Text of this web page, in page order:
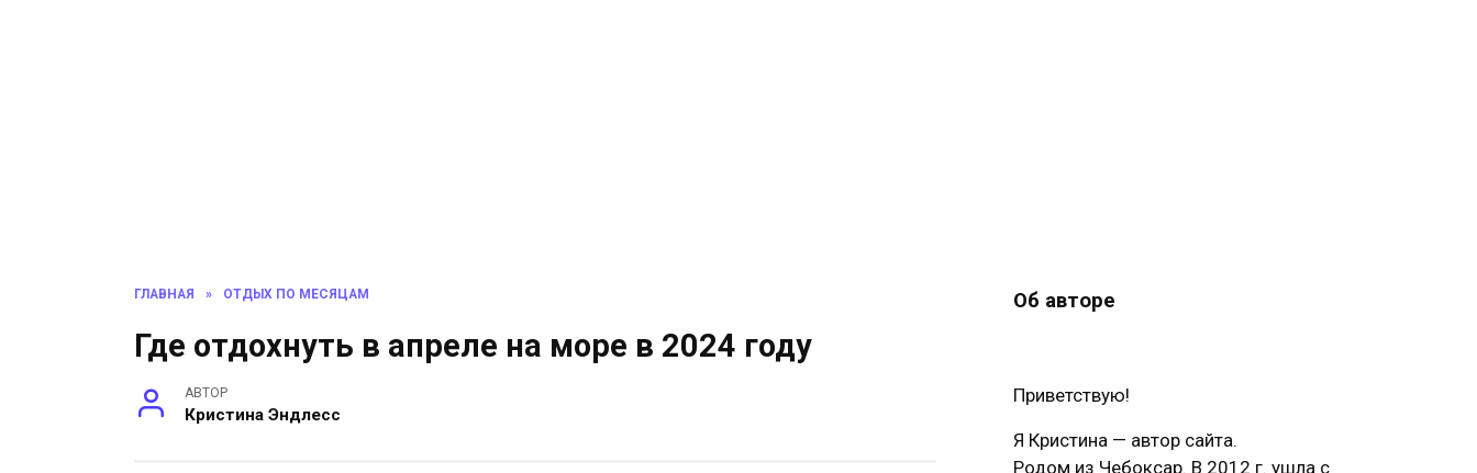
ГЛАВНАЯ » ОТДЫХ ПО МЕСЯЦАМ
Где отдохнуть в апреле на море в 2024 году
АВТОР
Кристина Эндлесс
Об авторе
Приветствую!
Я Кристина — автор сайта.
Родом из Чебоксар. В 2012 г. ушла с